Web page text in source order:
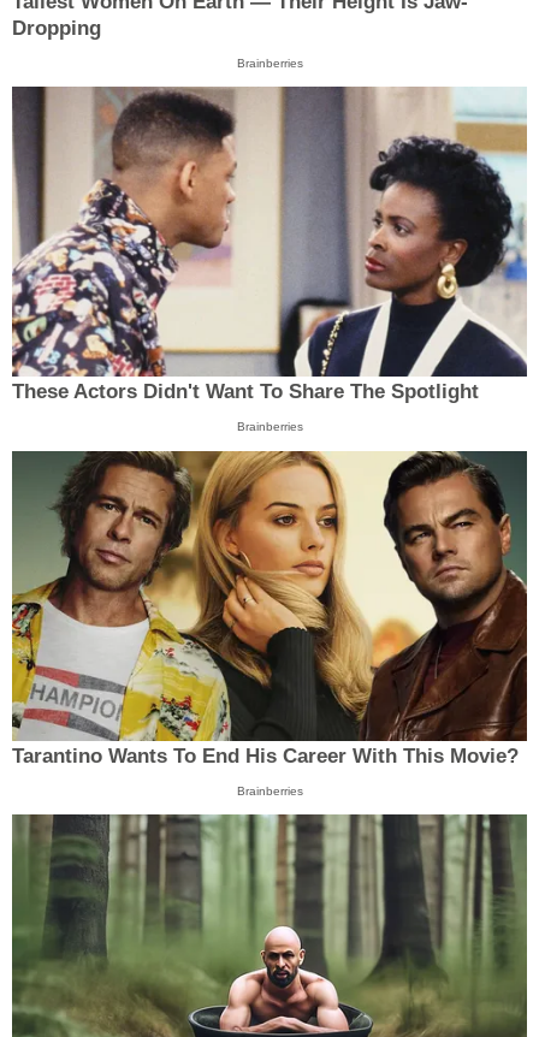
Dropping
Brainberries
These Actors Didn't Want To Share The Spotlight
Brainberries
Tarantino Wants To End His Career With This Movie?
Brainberries